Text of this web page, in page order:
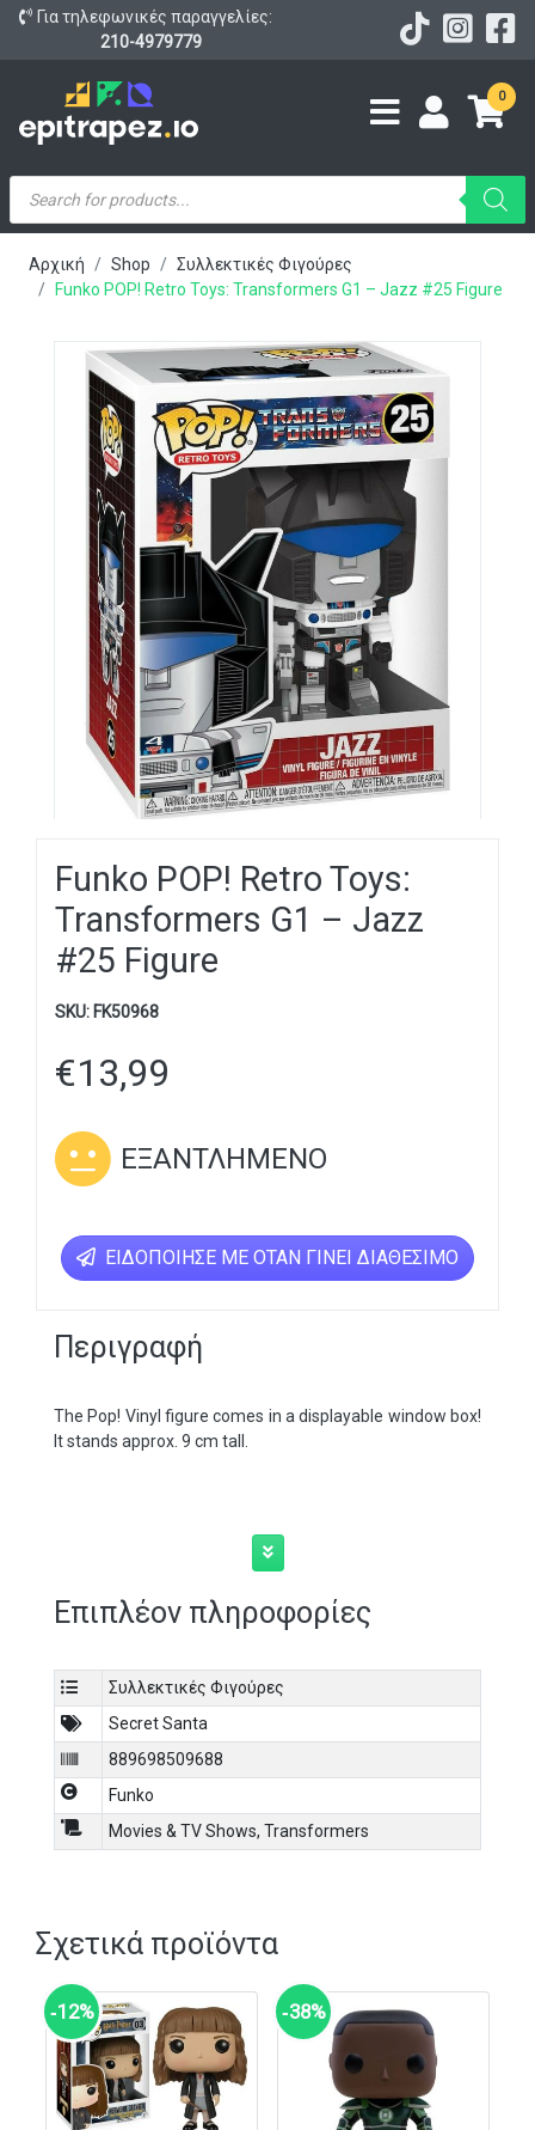
Για τηλεφωνικές παραγγελίες:
210-4979779
0
Products
search
Αρχική Shop
Συλλεκτικές Φιγούρες
Funko POP! Retro Toys: Transformers G1 – Jazz #25 Figure
Funko POP! Retro Toys:
Transformers G1 – Jazz
#25 Figure
SKU: FK50968
€13,99
ΕΞΑΝΤΛΗΜΈΝΟ
ΕΙΔΟΠΟΊΗΣΕ ΜΕ ΌΤΑΝ ΓΊΝΕΙ ΔΙΑΘΈΣΙΜΟ
Περιγραφή
The Pop! Vinyl figure comes in a displayable window box!
It stands approx. 9 cm tall.
Επιπλέον πληροφορίες
Συλλεκτικές Φιγούρες
Secret Santa
889698509688
Funko
Movies & TV Shows, Transformers
Σχετικά προϊόντα
‑12% ‑38%